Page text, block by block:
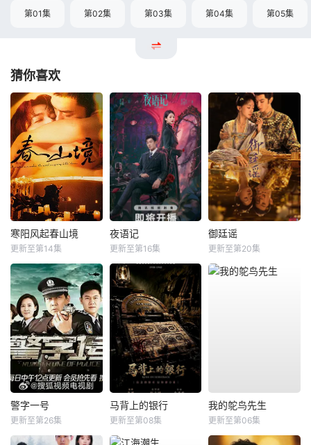
第01集 第02集 第03集 第04集 第05集
猜你喜欢
寒阳风起春山境
更新至第14集
夜语记
更新至第16集
御廷谣
更新至第20集
警字一号
更新至第26集
马背上的银行
更新至第08集
我的鸵鸟先生
更新至第06集